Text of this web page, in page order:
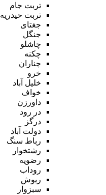
تربت جام
تربت حیدریه
جغتای
جنگل
چاشلو
چکنه
چناران
خرو
خلیل آباد
خواف
داورزن
در رود
درگز
دولت آباد
رباط سنگ
رشتخوار
رضویه
روداب
ریوش
سبزوار